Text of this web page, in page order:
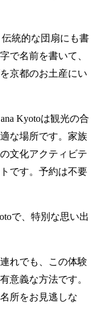
統的な団扇にも書
で名前を書いて、
京都のお土産にい
Kyotoは観光の合
な場所です。家族
文化アクティビテ
です。予約は不要
で、特別な思い出
れでも、この体験
意義な方法です。
所をお見逃しな